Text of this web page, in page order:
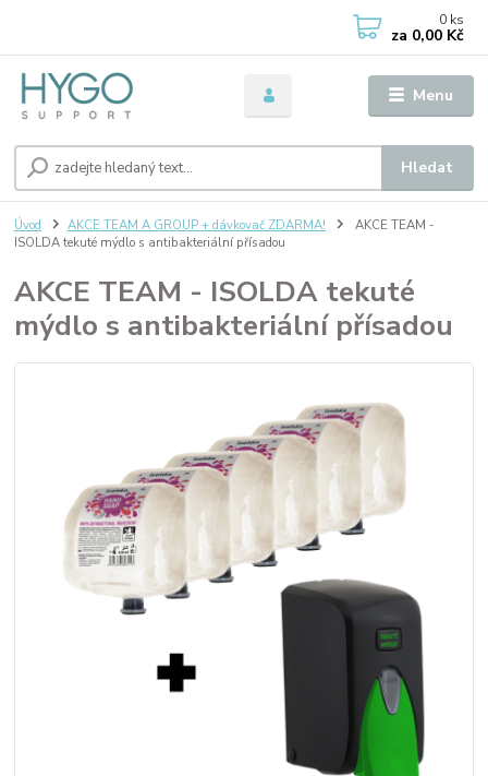
Menu
Hledat
0 ks
za 0,00 Kč
Úvod AKCE TEAM A GROUP + dávkovač ZDARMA!
AKCE TEAM -
ISOLDA tekuté mýdlo s antibakteriální přísadou
AKCE TEAM - ISOLDA tekuté
mýdlo s antibakteriální přísadou